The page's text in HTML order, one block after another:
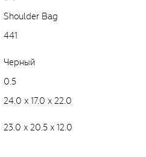
Shoulder Bag
441
Черный
0.5
24.0 x 17.0 x 22.0
23.0 x 20.5 x 12.0